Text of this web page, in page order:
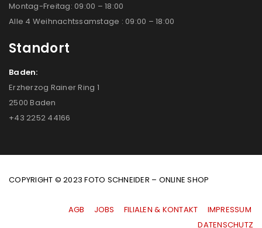
Montag-Freitag: 09:00 – 18:00
Alle 4 Weihnachtssamstage : 09:00 – 18:00
Standort
Baden:
Erzherzog Rainer Ring 1
2500 Baden
+43 2252 44166
COPYRIGHT © 2023 FOTO SCHNEIDER – ONLINE SHOP
AGB JOBS FILIALEN & KONTAKT
IMPRESSUM
|DATENSCHUTZ